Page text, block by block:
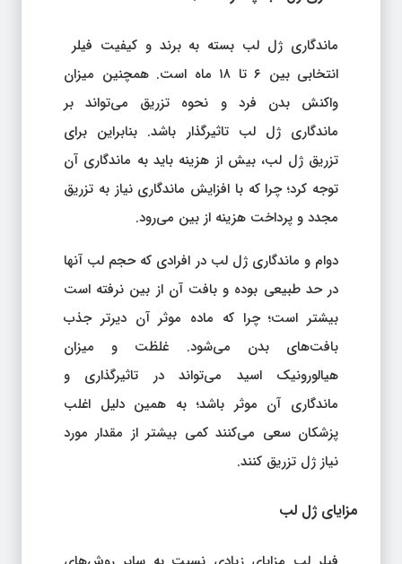
ماندگاری ژل لب بسته به برند و کیفیت فیلر
انتخابی بین ۶ تا ۱۸ ماه است. همچنین میزان
واکنش بدن فرد و نحوه تزریق می‌تواند بر
ماندگاری ژل لب تاثیرگذار باشد. بنابراین برای
تزریق ژل لب، بیش از هزینه باید به ماندگاری آن
توجه کرد؛ چرا که با افزایش ماندگاری نیاز به تزریق
مجدد و پرداخت هزینه از بین می‌رود.
دوام و ماندگاری ژل لب در افرادی که حجم لب آنها
در حد طبیعی بوده و بافت آن از بین نرفته است
بیشتر است؛ چرا که ماده موثر آن دیرتر جذب
بافت‌های بدن می‌شود. غلظت و میزان
هیالورونیک اسید می‌تواند در تاثیرگذاری و
ماندگاری آن موثر باشد؛ به همین دلیل اغلب
پزشکان سعی می‌کنند کمی بیشتر از مقدار مورد
نیاز ژل تزریق کنند.
مزایای ژل لب